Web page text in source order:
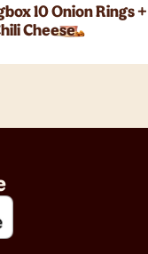
10 Onion Rings +
Cheese